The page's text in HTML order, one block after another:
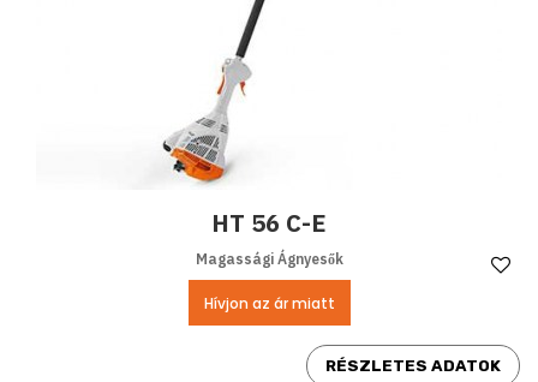
HT 56 C-E
Magassági Ágnyesők
Hívjon az ár miatt
RÉSZLETES ADATOK